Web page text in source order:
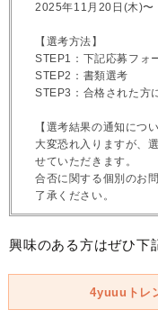
2025年11月20日(木)〜
【選考方法】
STEP1：下記応募フォ
STEP2：書類選考
STEP3：合格された方
【選考結果の通知につい
大変恐れ入りますが、
せていただきます。
合否に関する個別のお
了承ください。
興味のある方はぜひ下
4yuuuトレ